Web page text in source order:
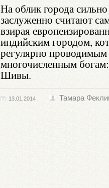
На облик города
заслуженно считают
взирая
индийским городом,
регулярно
многочисленным
Шивы.
13.01.2014 Тамара